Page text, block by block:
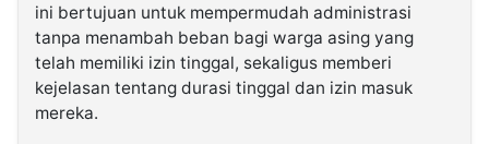
ini bertujuan untuk mempermudah administrasi
tanpa menambah beban bagi warga asing yang
telah memiliki izin tinggal, sekaligus memberi
kejelasan tentang durasi tinggal dan izin masuk
mereka.